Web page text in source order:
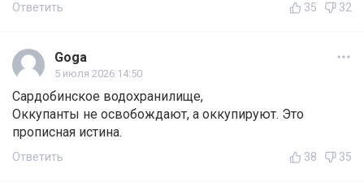
Ответить 35 32
Goga
5 июля 2026 14:50
Сардобинское водохранилище,
Оккупанты не освобождают, а оккупируют. Это
прописная истина.
Ответить 38 35